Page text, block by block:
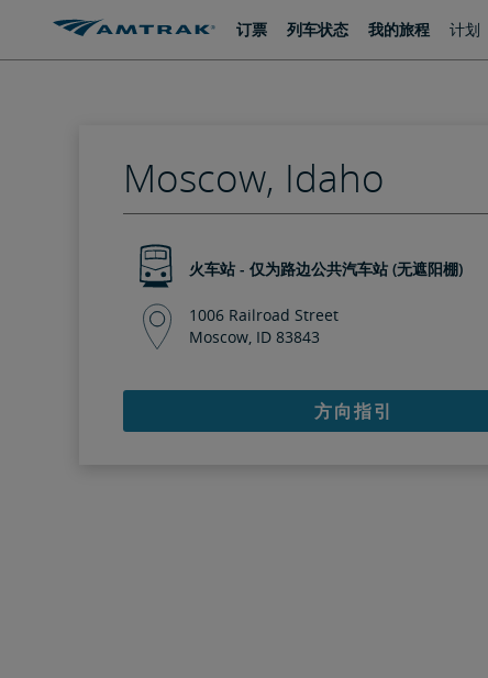
内
导
订票 列车状态 我的旅程 计划
Moscow, Idaho
火车站 - 仅为路边公共汽车站 (无遮阳棚)
1006 Railroad Street
Moscow, ID 83843
方向指引